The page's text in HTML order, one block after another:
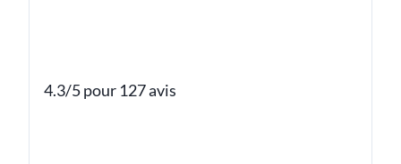
4.3/5 pour 127 avis